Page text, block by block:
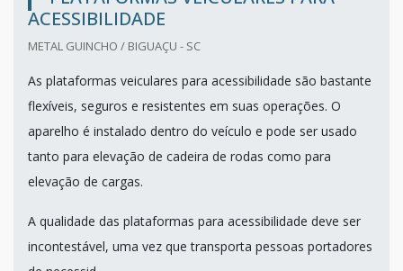
ACESSIBILIDADE
METAL GUINCHO / BIGUAÇU - SC
As plataformas veiculares para acessibilidade são bastante
flexíveis, seguros e resistentes em suas operações. O
aparelho é instalado dentro do veículo e pode ser usado
tanto para elevação de cadeira de rodas como para
elevação de cargas.
A qualidade das plataformas para acessibilidade deve ser
incontestável, uma vez que transporta pessoas portadores